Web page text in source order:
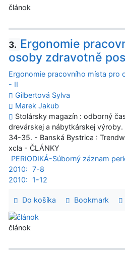
článok
3. Ergonomie
osoby zdravotně
Ergonomie pracovního místa pro
- II
Gilbertová Sylva
Marek Jakub
Stolársky magazín : odborný
drevárskej a nábytkárskej výroby.
34-35. - Banská Bystrica :
xcla - ČLÁNKY
PERIODIKÁ-Súborný záznam
2010: 7-8
2010:
1-12
Do košíka Bookmark
článok